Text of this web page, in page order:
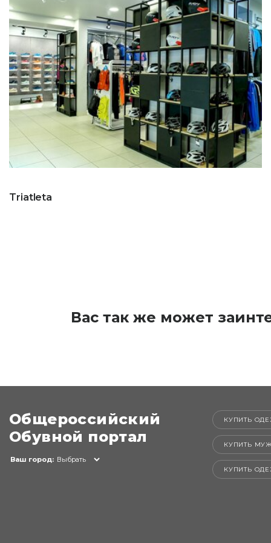
Triatleta
Вас так же может
Общероссийский
Обувной портал
Ваш город: Выбрать
КУПИТЬ
КУПИТЬ
КУПИТЬ